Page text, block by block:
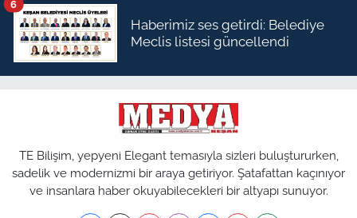
Haberimiz ses getirdi: Belediye
Meclis listesi güncellendi
6
TE Bilişim, yepyeni Elegant temasıyla sizleri buluştururken,
sadelik ve modernizmi bir araya getiriyor. Şatafattan kaçınıyor
ve insanlara haber okuyabilecekleri bir altyapı sunuyor.